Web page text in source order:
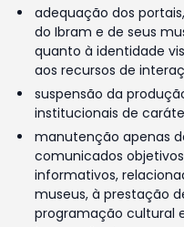
adequação dos
do Ibram e de seus
quanto à identidade
aos recursos de
suspensão da
institucionais de
manutenção apenas
comunicados
informativos,
museus, à prestação
programação cultural